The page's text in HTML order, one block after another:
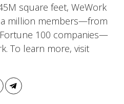
square feet, WeWork
million members—from
100 companies—
To learn more, visit